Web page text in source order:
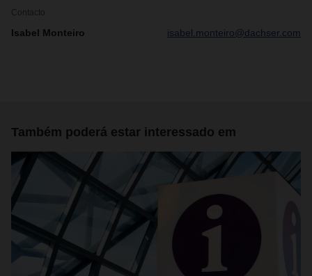
Contacto
Isabel Monteiro isabel.monteiro@dachser.com
Também poderá estar interessado em